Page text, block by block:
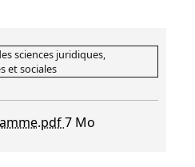
sciences juridiques,
et sociales
7 Mo